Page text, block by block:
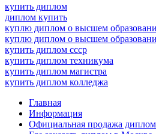
купить диплом
диплом купить
куплю диплом о высшем
куплю диплом о высшем
купить диплом ссср
купить диплом техникума
купить диплом магистра
купить диплом колледжа
Главная
Информация
Официальная продажа